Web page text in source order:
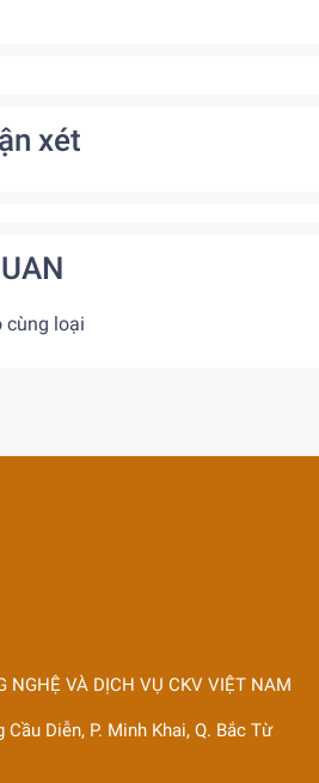
xét
cùng loại
NGHỆ VÀ DỊCH VỤ CKV VIỆT NAM
Cầu Diễn, P. Minh Khai, Q. Bắc Từ